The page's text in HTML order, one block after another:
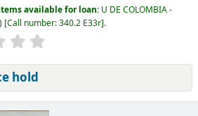
available for loan: U DE COLOMBIA -
Call number:340.2 E33r .
hold